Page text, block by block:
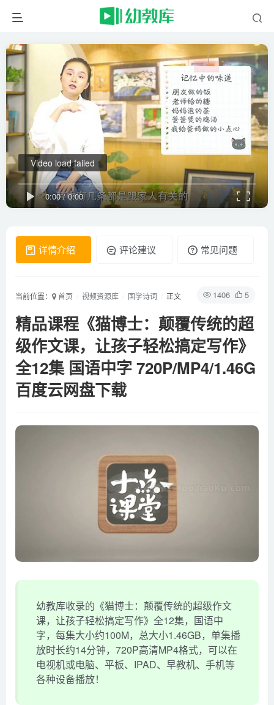
0:00/0:00
Video load failed
详情介绍 评论建议 常见问题
1406 5
当前位置： 首页 视频资源库 国学诗词 正文
精品课程《猫博士：颠覆传统的超
级作文课，让孩子轻松搞定写作》
全12集 国语中字 720P/MP4/1.46G
百度云网盘下载
幼教库收录的《猫博士：颠覆传统的超级作文
课，让孩子轻松搞定写作》全12集，国语中
字，每集大小约100M，总大小1.46GB，单集播
放时长约14分钟，720P高清MP4格式，可以在
电视机或电脑、平板、IPAD、早教机、手机等
各种设备播放！